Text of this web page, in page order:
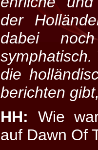
der
dabei
symphatisch.
die
berichten
HH: Wie
auf Dawn Of